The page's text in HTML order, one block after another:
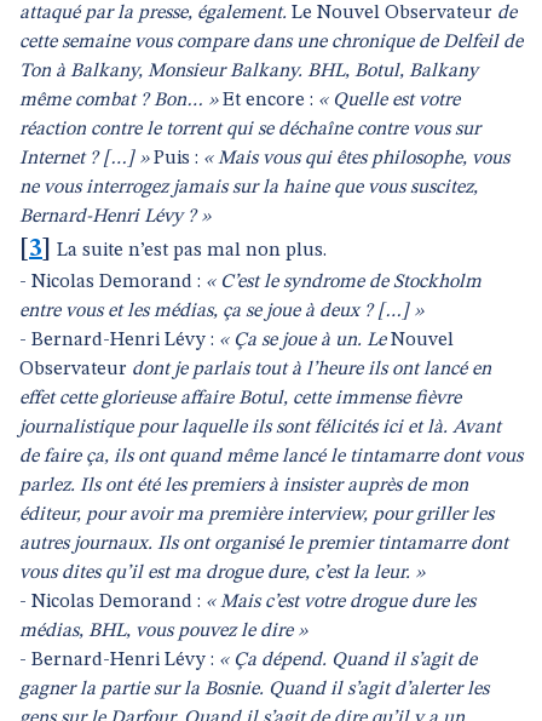
attaqué par la presse, également. Le Nouvel Observateur de
cette semaine vous compare dans une chronique de Delfeil de
Ton à Balkany, Monsieur Balkany. BHL, Botul, Balkany
même combat ? Bon… »Et encore : « Quelle est votre
réaction contre le torrent qui se déchaîne contre vous sur
Internet ? […] »Puis : « Mais vous qui êtes philosophe, vous
ne vous interrogez jamais sur la haine que vous suscitez,
Bernard-Henri Lévy ? »
3
La suite n’est pas mal non plus.
- Nicolas Demorand : « C’est le syndrome de Stockholm
entre vous et les médias, ça se joue à deux? […] »
- Bernard-Henri Lévy : « Ça se joue à un. LeNouvel
Observateur dont je parlais tout à l’heure ils ont lancé en
effet cette glorieuse affaire Botul, cette immense fièvre
journalistique pour laquelle ils sont félicités ici et là. Avant
de faire ça, ils ont quand même lancé le tintamarre dont vous
parlez. Ils ont été les premiers à insister auprès de mon
éditeur, pour avoir ma première interview, pour griller les
autres journaux. Ils ont organisé le premier tintamarre dont
vous dites qu’il est ma drogue dure, c’est la leur. »
- Nicolas Demorand : « Mais c’est votre drogue dure les
médias, BHL, vous pouvez le dire »
- Bernard-Henri Lévy : « Ça dépend. Quand il s’agit de
gagner la partie sur la Bosnie. Quand il s’agit d’alerter les